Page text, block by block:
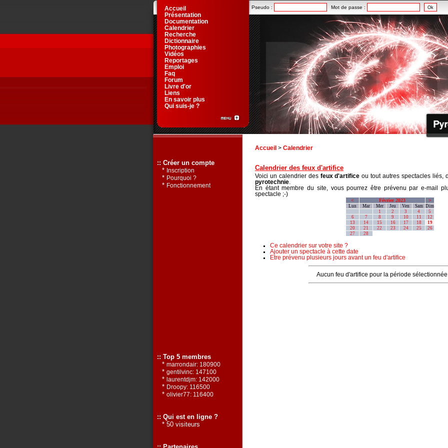
Accueil > Calendrier
Calendrier des feux d'artifice
Voici un calendrier des feux d'artifice ou tout autres spectacles liés,
pyrotechnie
En étant membre du site, vous pourrez être prévenu par e-mail
spectacle ;-)
< Février 2023 >
Lun Mar Mer Jeu Ven Sam Dim
1
2 3 4
5
6
7 8 9 10 11
12
13
14 15 16 17 18
19
20
21 22 23 24 25
26
27
28
Ce calendrier sur votre site ?
Ajouter un spectacle à cette date
Etre prévenu plusieurs jours avant un feu d'artifice
Aucun feu d'artifice pour la période
Pseudo : Mot de passe :
Accueil
Présentation
Documentation
Calendrier
Recherche
Dictionnaire
Photographies
Vidéos
Reportages
Emploi
Faq
Forum
Livre d'or
Liens
En savoir plus
Qui suis-je ?
:: Créer un compte
* Inscription
* Pourquoi ?
* Fonctionnement
:: Top 5 membres
* marrondair: 180900
* gentilvinc: 147100
* laurentdjm: 142000
* Droopy: 116500
* olivier77: 116400
:: Qui est en ligne ?
* 50 visiteurs